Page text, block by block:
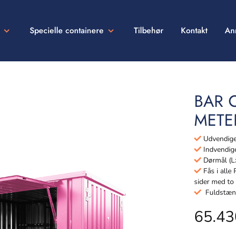
Specielle containere Tilbehør Kontakt
BAR
Dørmål
Fås i alle
sider med to